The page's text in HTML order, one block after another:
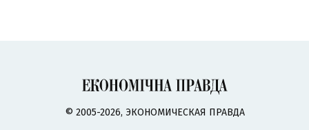
© 2005-2026, ЭКОНОМИЧЕСКАЯ ПРАВДА